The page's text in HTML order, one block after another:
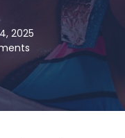
2025